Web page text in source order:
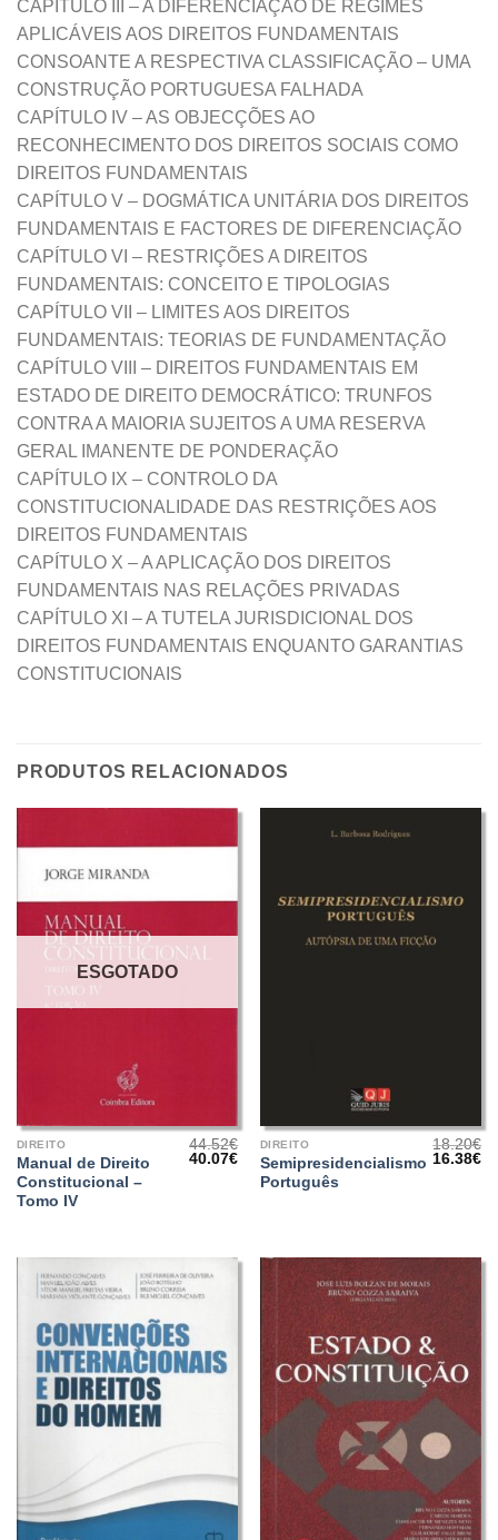
CAPÍTULO III – A DIFERENCIAÇÃO DE REGIMES
APLICÁVEIS AOS DIREITOS FUNDAMENTAIS
CONSOANTE A RESPECTIVA CLASSIFICAÇÃO – UMA
CONSTRUÇÃO PORTUGUESA FALHADA
CAPÍTULO IV – AS OBJECÇÕES AO
RECONHECIMENTO DOS DIREITOS SOCIAIS COMO
DIREITOS FUNDAMENTAIS
CAPÍTULO V – DOGMÁTICA UNITÁRIA DOS DIREITOS
FUNDAMENTAIS E FACTORES DE DIFERENCIAÇÃO
CAPÍTULO VI – RESTRIÇÕES A DIREITOS
FUNDAMENTAIS: CONCEITO E TIPOLOGIAS
CAPÍTULO VII – LIMITES AOS DIREITOS
FUNDAMENTAIS: TEORIAS DE FUNDAMENTAÇÃO
CAPÍTULO VIII – DIREITOS FUNDAMENTAIS EM
ESTADO DE DIREITO DEMOCRÁTICO: TRUNFOS
CONTRA A MAIORIA SUJEITOS A UMA RESERVA
GERAL IMANENTE DE PONDERAÇÃO
CAPÍTULO IX – CONTROLO DA
CONSTITUCIONALIDADE DAS RESTRIÇÕES AOS
DIREITOS FUNDAMENTAIS
CAPÍTULO X – A APLICAÇÃO DOS DIREITOS
FUNDAMENTAIS NAS RELAÇÕES PRIVADAS
CAPÍTULO XI – A TUTELA JURISDICIONAL DOS
DIREITOS FUNDAMENTAIS ENQUANTO GARANTIAS
CONSTITUCIONAIS
PRODUTOS RELACIONADOS
ESGOTADO
DIREITO
Manual de Direito
Constitucional –
Tomo IV
44.52€
O
40.07€O
preço
atual
DIREITO
Semipresidencialismo
Português
18.20€
O
16.38€O